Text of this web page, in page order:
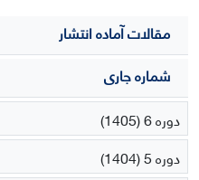
مقالات آماده انتشار
شماره جاری
دوره 6 (1405)
دوره 5 (1404)